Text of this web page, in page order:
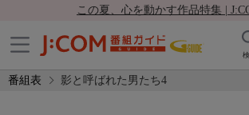
この夏、心を動かす作品特集 |
番組表 影と呼ばれた男たち4